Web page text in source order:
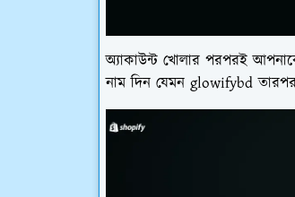
অ্যাকাউন্ট খোলার পরপরই
নাম দিন যেমন glowifybd